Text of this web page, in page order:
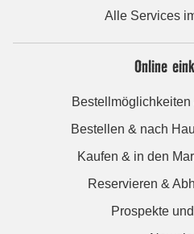
Alle Services
Online
Bestellen & nach
Kaufen & in den
Reservieren &
Prospekte